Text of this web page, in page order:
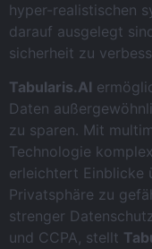
hyper-realistischen
darauf ausgelegt
sicherheit zu
Tabularis.AI
Daten
zu sparen. Mit
Technologie
erleichtert Einblicke
Privatsphäre zu
strenger
und CCPA, stellt